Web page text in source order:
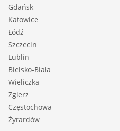
Gdańsk
Katowice
Łódź
Szczecin
Lublin
Bielsko-Biała
Wieliczka
Zgierz
Częstochowa
Żyrardów